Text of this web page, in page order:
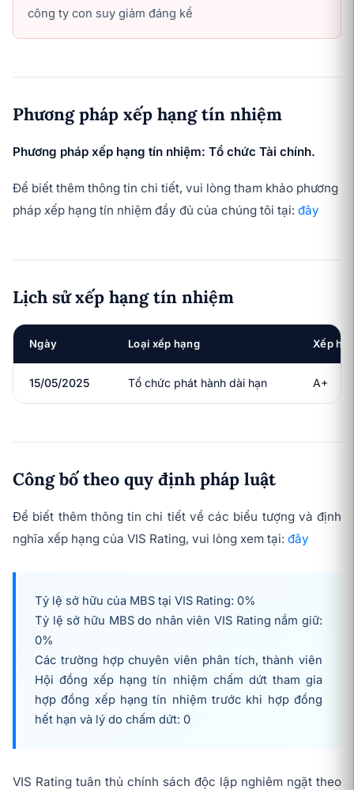
công ty con suy giảm đáng kể
Phương pháp xếp hạng tín nhiệm
Phương pháp xếp hạng tín nhiệm: Tổ chức Tài chính.
Để biết thêm thông tin chi tiết, vui lòng tham khảo phương
pháp xếp hạng tín nhiệm đầy đủ của chúng tôi tại: đây
Lịch sử xếp hạng tín nhiệm
Ngày Loại xếp hạng Xếp
15/05/2025 Tổ chức phát hành dài hạn A+
Công bố theo quy định pháp luật
Để biết thêm thông tin chi tiết về các biểu tượng và định
nghĩa xếp hạng của VIS Rating, vui lòng xem tại: đây
Tỷ lệ sở hữu của MBS tại VIS Rating: 0%
Tỷ lệ sở hữu MBS do nhân viên VIS Rating nắm giữ:
0%
Các trường hợp chuyên viên phân tích, thành viên
Hội đồng xếp hạng tín nhiệm chấm dứt tham gia
hợp đồng xếp hạng tín nhiệm trước khi hợp đồng
hết hạn và lý do chấm dứt: 0
VIS Rating tuân thủ chính sách độc lập nghiêm ngặt theo